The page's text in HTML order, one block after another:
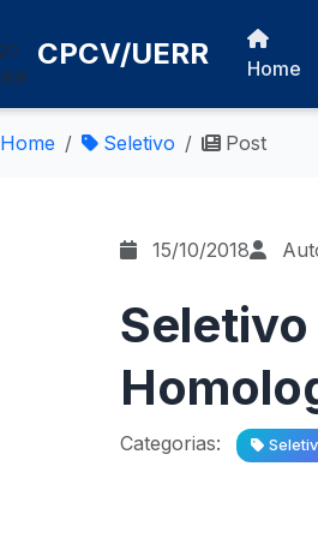
CPCV/UERR Home
Home Seletivo Post
15/10/2018
Seletivo
Categorias: